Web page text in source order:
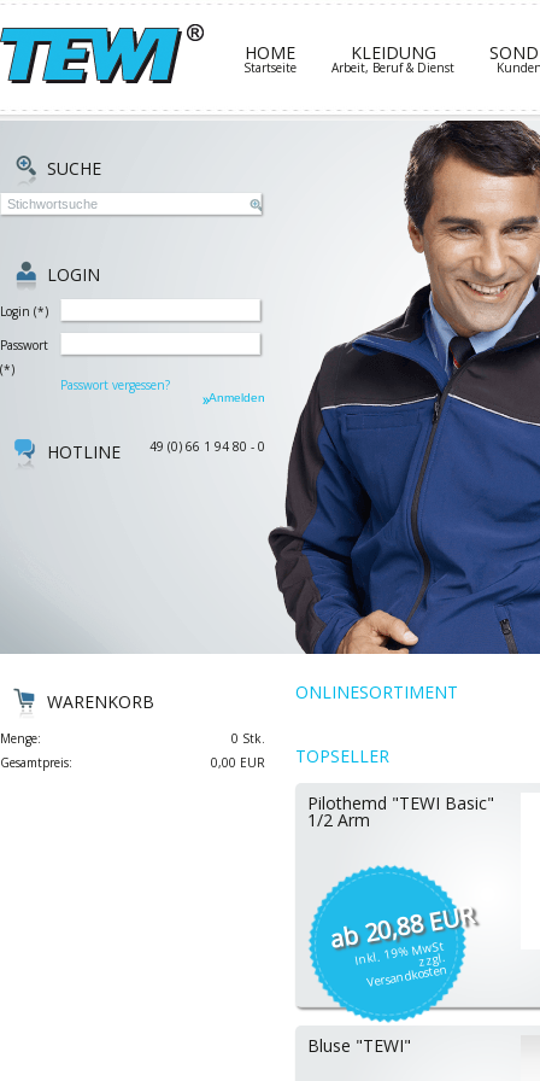
HOME
Startseite
KLEIDUNG
Arbeit, Beruf & Dienst
SUCHE
LOGIN
Login (*)
Passwort
(*)
Passwort vergessen?
HOTLINE 49 (0) 66 1 94 80 - 0
WARENKORB
Menge:
0 Stk.
Gesamtpreis:
0,00 EUR
ONLINESORTIMENT
TOPSELLER
Pilothemd "TEWI Basic"
1/2 Arm
20,88 EUR
Inkl. 19% MwSt
zzgl.
Versandkosten
Bluse "TEWI"